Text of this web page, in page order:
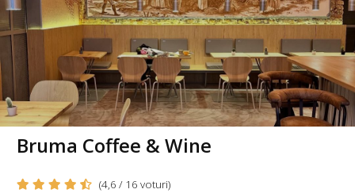
Bruma Coffee & Wine
(4,6 / 16 voturi)